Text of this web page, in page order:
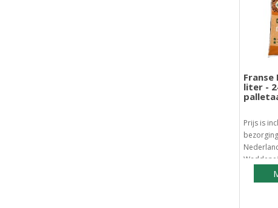
Franse
liter -
Prijs is